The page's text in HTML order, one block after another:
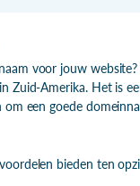
voor jouw
Zuid-Amerika. Het is
een goede
bieden ten